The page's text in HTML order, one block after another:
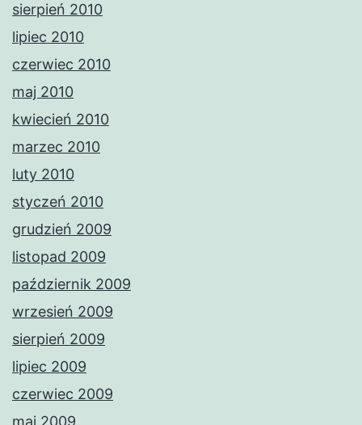
sierpień 2010
lipiec 2010
czerwiec 2010
maj 2010
kwiecień 2010
marzec 2010
luty 2010
styczeń 2010
grudzień 2009
listopad 2009
październik 2009
wrzesień 2009
sierpień 2009
lipiec 2009
czerwiec 2009
maj 2009